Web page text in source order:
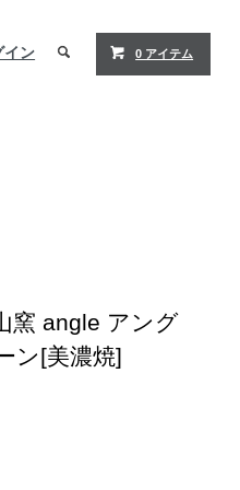
イン 0 アイテム
angle アング
ン[美濃焼]